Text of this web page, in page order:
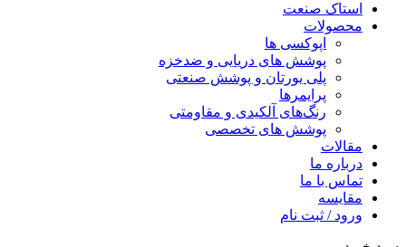
استاک صنعت
محصولات
اپوکسی ها
پوشش های دریایی و ضدخزه
پلی یورتان و پوشش صنعتی
پرایمرها
رنگ‌های آلکیدی و مقاومتی
پوشش های تخصصی
مقالات
درباره ما
تماس با ما
مقایسه
ورود / ثبت نام